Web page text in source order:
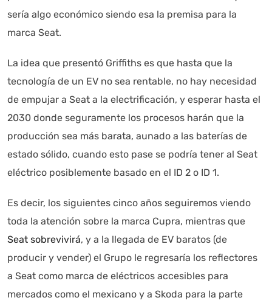
sería algo económico siendo esa la premisa para la
marca Seat.
La idea que presentó Griffiths es que hasta que la
tecnología de un EV no sea rentable, no hay necesidad
de empujar a Seat a la electrificación, y esperar hasta el
2030 donde seguramente los procesos harán que la
producción sea más barata, aunado a las baterías de
estado sólido, cuando esto pase se podría tener al Seat
eléctrico posiblemente basado en el ID 2 o ID 1.
Es decir, los siguientes cinco años seguiremos viendo
toda la atención sobre la marca Cupra, mientras que
Seat sobrevivirá, y a la llegada de EV baratos (de
producir y vender) el Grupo le regresaría los reflectores
a Seat como marca de eléctricos accesibles para
mercados como el mexicano y a Skoda para la parte